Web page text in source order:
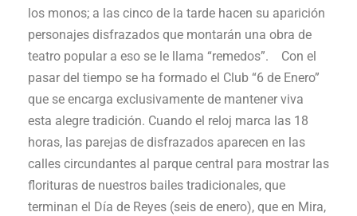
los monos; a las cinco de la tarde hacen su aparición
personajes disfrazados que montarán una obra de
teatro popular a eso se le llama “remedos”. Con el
pasar del tiempo se ha formado el Club “6 de Enero”
que se encarga exclusivamente de mantener viva
esta alegre tradición. Cuando el reloj marca las 18
horas, las parejas de disfrazados aparecen en las
calles circundantes al parque central para mostrar las
florituras de nuestros bailes tradicionales, que
terminan el Día de Reyes (seis de enero), que en Mira,